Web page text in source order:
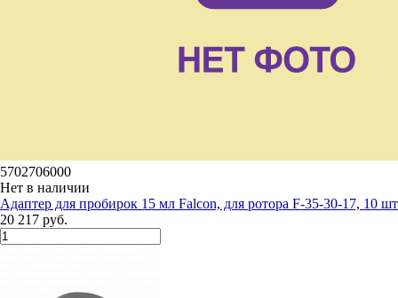
5702706000
Нет в наличии
Адаптер для пробирок 15 мл Falcon, для ротора F-35-30-17, 10 шт
20 217 руб.